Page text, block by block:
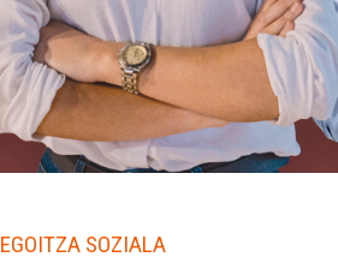
EGOITZA SOZIALA